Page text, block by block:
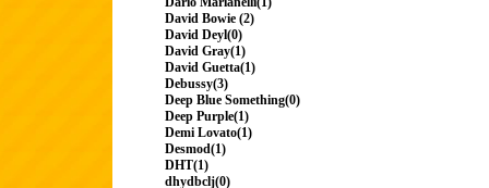
David Bowie (2)
David Deyl(0)
David Gray(1)
David Guetta(1)
Debussy(3)
Deep Blue Something(0)
Deep Purple(1)
Demi Lovato(1)
Desmod(1)
DHT(1)
dhydbclj(0)